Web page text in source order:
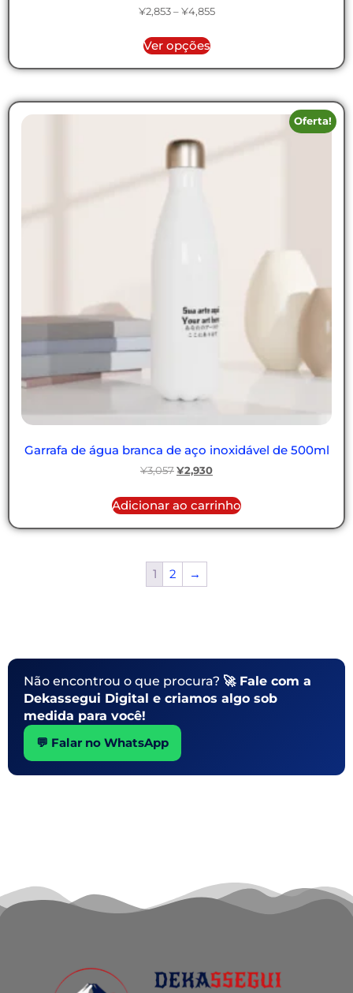
¥2,853 – ¥4,855
Ver opções
Oferta!
Garrafa de água branca de aço inoxidável de 500ml
¥3,057 ¥2,930
Adicionar ao carrinho
1 2 →
Não encontrou o que procura? 🚀 Fale com a
Dekassegui Digital e criamos algo sob
medida para você!
💬 Falar no WhatsApp